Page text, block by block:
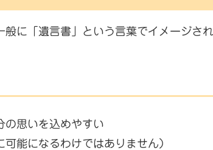
に「遺言書」という言葉でイメージさ
の思いを込めやすい
能になるわけではありません）